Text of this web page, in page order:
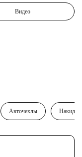
Видео
Авточехлы Накидки